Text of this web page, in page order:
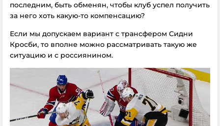
последним, быть обменян, чтобы клуб успел получить
за него хоть какую-то компенсацию?
Если мы допускаем вариант с трансфером Сидни
Кросби, то вполне можно рассматривать такую же
ситуацию и с россиянином.